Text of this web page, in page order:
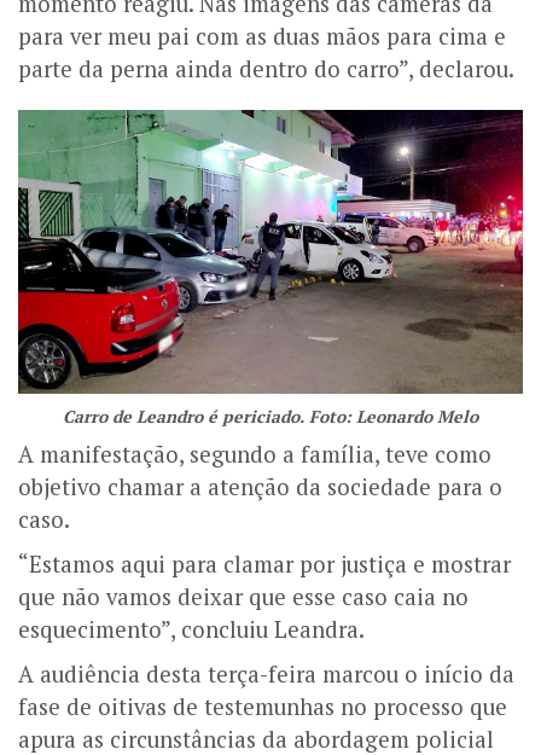
para ver meu pai com as duas mãos para cima e
parte da perna ainda dentro do carro”, declarou.
Carro de Leandro é periciado. Foto: Leonardo Melo
A manifestação, segundo a família, teve como
objetivo chamar a atenção da sociedade para o
caso.
“Estamos aqui para clamar por justiça e mostrar
que não vamos deixar que esse caso caia no
esquecimento”, concluiu Leandra.
A audiência desta terça-feira marcou o início da
fase de oitivas de testemunhas no processo que
apura as circunstâncias da abordagem policial